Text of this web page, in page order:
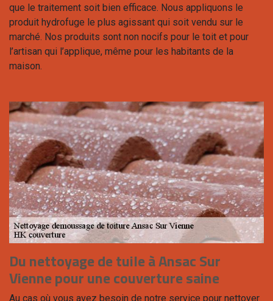
que le traitement soit bien efficace. Nous appliquons le
produit hydrofuge le plus agissant qui soit vendu sur le
marché. Nos produits sont non nocifs pour le toit et pour
l’artisan qui l’applique, même pour les habitants de la
maison.
Du nettoyage de tuile à Ansac Sur
Vienne pour une couverture saine
Au cas où vous avez besoin de notre service pour nettoyer